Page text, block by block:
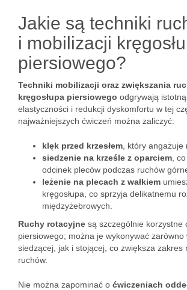
Jakie są techniki
i mobilizacji
piersiowego?
Techniki mobilizacji oraz zwiększania
kręgosłupa piersiowego odgrywają
elastyczności i redukcji dyskomfortu w tej
najważniejszych ćwiczeń można zaliczyć:
klęk przed krzesłem , który angażuje
siedzenie na krześle z oparciem ,
odcinek pleców podczas ruchów
leżenie na plecach z wałkiem
kręgosłupa, co sprzyja delikatnemu
międzyżebrowych.
Ruchy rotacyjne są szczególnie korzystne
piersiowego; można je wykonywać zarówno
siedzącej, jak i stojącej, co zwiększa zakres
ruchów.
Nie można zapominać o ćwiczeniach